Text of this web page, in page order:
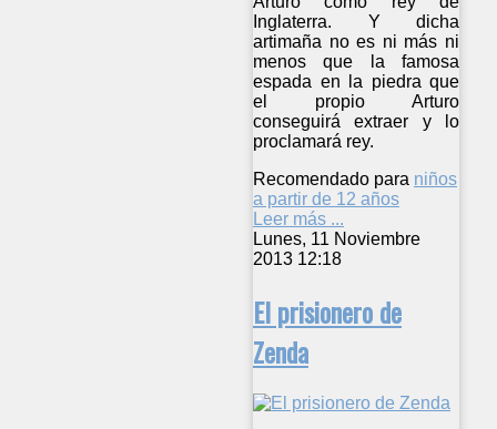
Inglaterra. Y dicha
artimaña no es ni más ni
menos que la famosa
espada en la piedra que
el propio Arturo
conseguirá extraer y lo
proclamará rey.
Recomendado para niños
a partir de 12 años
Leer más ...
Lunes, 11 Noviembre
2013 12:18
El prisionero de
Zenda